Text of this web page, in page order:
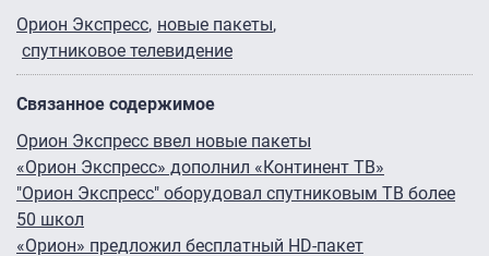
Орион Экспресс новые пакеты
спутниковое телевидение
Связанное содержимое
Орион Экспресс ввел новые пакеты
«Орион Экспресс» дополнил «Континент ТВ»
"Орион Экспресс" оборудовал спутниковым ТВ более
50 школ
«Орион» предложил бесплатный HD-пакет